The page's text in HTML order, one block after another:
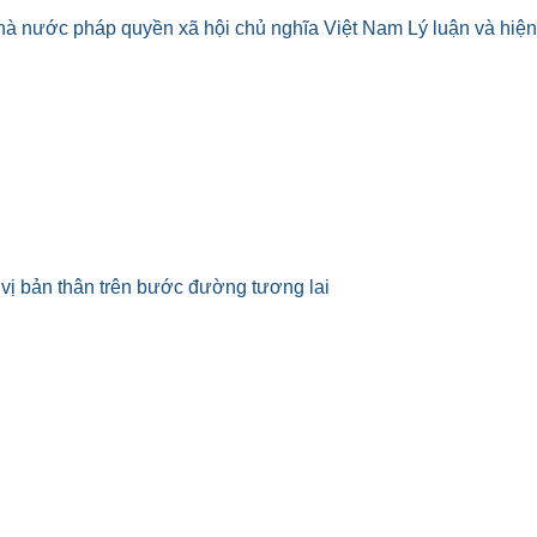
nước pháp quyền xã hội chủ nghĩa Việt Nam Lý luận và
bản thân trên bước đường tương lai